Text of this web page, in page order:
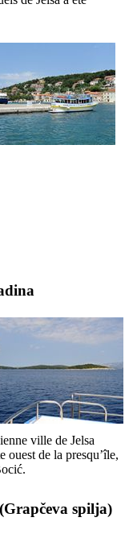
ville de Jelsa
ouest de la presqu’île,
.
(Grapčeva spilja)